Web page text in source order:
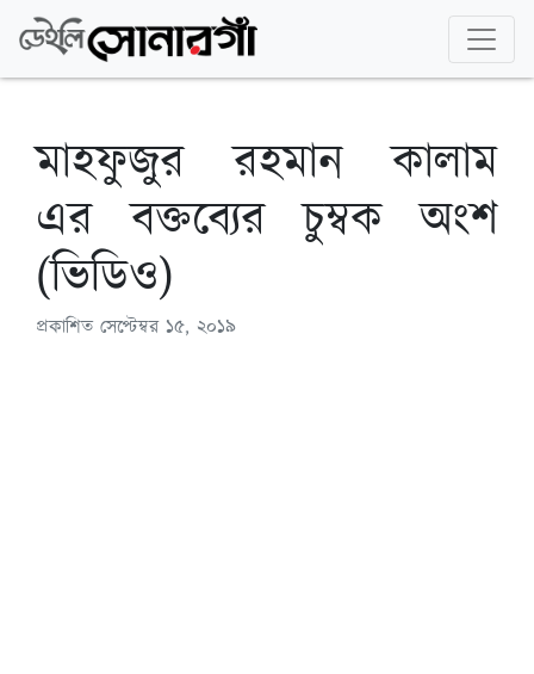
মাহফুজুর রহমান কালাম
এর বক্তব্যের চুম্বক অংশ
(ভিডিও)
প্রকাশিত সেপ্টেম্বর ১৫, ২০১৯